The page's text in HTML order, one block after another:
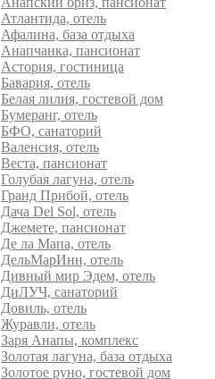
Атлантида, отель
Афалина, база отдыха
Анапчанка, пансионат
Астория, гостиница
Бавария, отель
Белая лилия, гостевой дом
Бумеранг, отель
БФО, санаторий
Валенсия, отель
Веста, пансионат
Голубая лагуна, отель
Гранд Прибой, отель
Дача Del Sol, отель
Джемете, пансионат
Де ла Мапа, отель
ДельМарИнн, отель
Дивный мир Эдем, отель
ДиЛУЧ, санаторий
Довиль, отель
Журавли, отель
Заря Анапы, комплекс
Золотая лагуна, база отдыха
Золотое руно, гостевой дом